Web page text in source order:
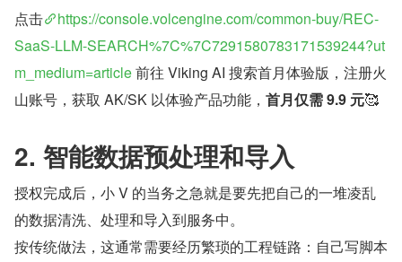
点击
https://console.volcengine.com/common-buy/REC-
SaaS-LLM-SEARCH%7C%7C7291580783171539244?ut
m_medium=article 前往 Viking AI 搜索首月体验版，注册火
山账号，获取 AK/SK 以体验产品功能， 首月仅需 9.9 元🥰
2. 智能数据预处理和导入
授权完成后，小 V 的当务之急就是要先把自己的一堆凌乱
的数据清洗、处理和导入到服务中。
按传统做法，这通常需要经历繁琐的工程链路：自己写脚本